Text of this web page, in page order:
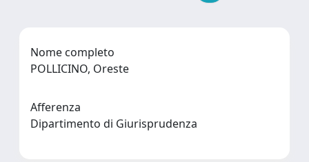
Nome completo
POLLICINO, Oreste
Afferenza
Dipartimento di Giurisprudenza